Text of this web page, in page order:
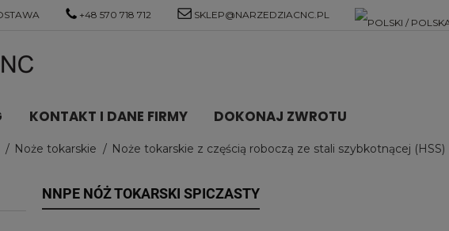
+48 570 718 712 SKLEP@NARZEDZIACNC.PL
KONTAKT I DANE FIRMY DOKONAJ ZWROTU
Noże tokarskie Noże tokarskie z częścią roboczą ze stali szybkotnącej (HSS)
NNPE NÓŻ TOKARSKI SPICZASTY